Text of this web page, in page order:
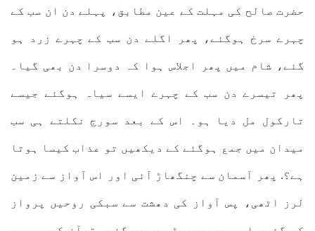
حضرت صالح کی مہلت کے عین مطابق، پہلے دن ان سب کے
چہرے سرخ ہوگئے، پھر اگلے دن سب کے چہرے زرد ہو
گئے، شام میں پھر اجلاس ہوا کہ دوسرا دن بھی گیا۔
پھر تیسرے دن سب کے چہرے ایسے سیاہ ہوگئے جیسے
تارکول مل دیا ہو۔ اس کے بعد سورج نکلتے ہی سب
میدان میں جمع ہوگئے کے دیکھیں تو عذاب کیسا ہوتا
ہے؟. پھر آسمان سے چنگھاڑ آئی اور اس آواز سے زمین
لرز اٹھی، پس آواز کی دھشت سے سبکی روحیں پرواز